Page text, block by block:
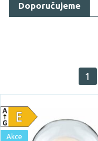
Cena
Skladem
Doporučujeme
1
Akce